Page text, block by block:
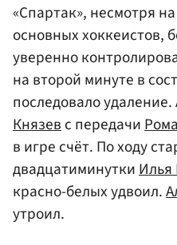
«Спартак», несмотря
основных хоккеистов,
уверенно
на второй минуте в
последовало
Князевс передачи
в игре счёт. По ходу
двадцатиминуткиИлья
красно-белых удвоил.
утроил.